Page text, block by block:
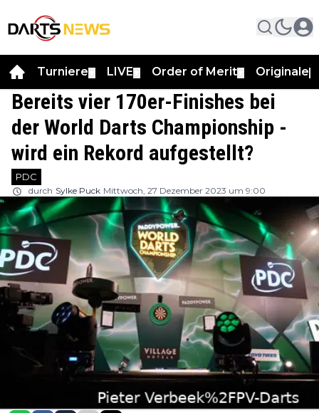
Turniere LIVE Order of Merit Originale
Bereits vier 170er-Finishes bei
der World Darts Championship -
wird ein Rekord aufgestellt?
PDC
durch Sylke Puck Mittwoch, 27 Dezember 2023 um 9:00